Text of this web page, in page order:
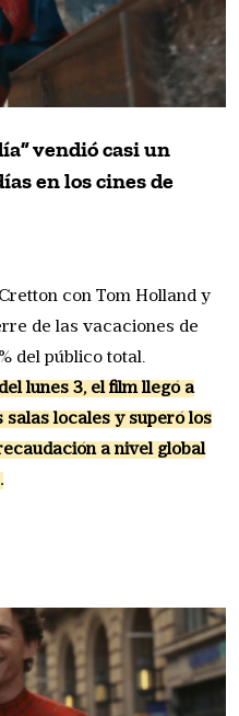
vendió casi un
en los cines de
con Tom Holland y
de las vacaciones de
del público total.
lunes 3, el film llegó a
salas locales y superó los
a nivel global